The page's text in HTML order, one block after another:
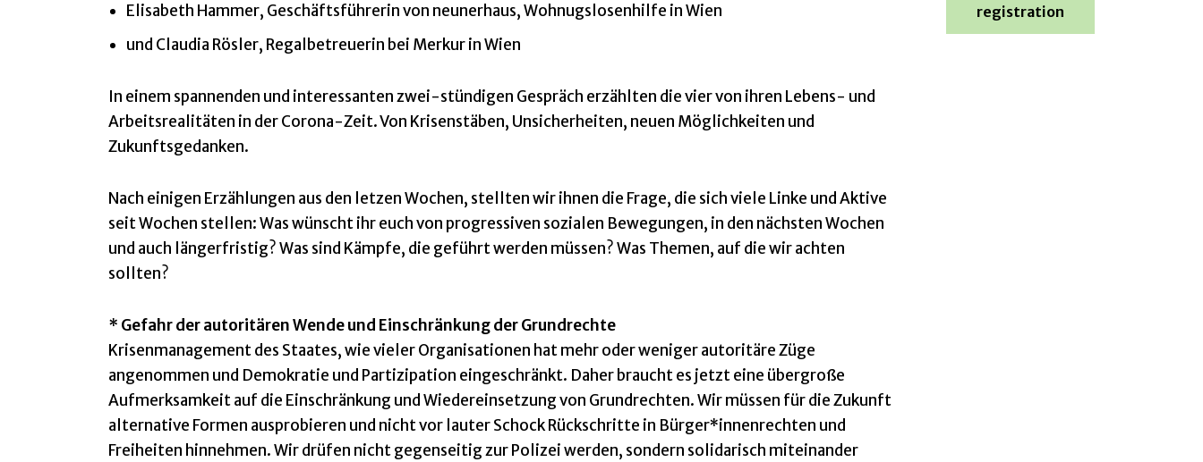
Elisabeth Hammer, Geschäftsführerin von neunerhaus, Wohnugslosenhilfe in Wien
und Claudia Rösler, Regalbetreuerin bei Merkur in Wien
In einem spannenden und interessanten zwei-stündigen Gespräch erzählten die vier von ihren Lebens- und
Arbeitsrealitäten in der Corona-Zeit. Von Krisenstäben, Unsicherheiten, neuen Möglichkeiten und
Zukunftsgedanken.
Nach einigen Erzählungen aus den letzen Wochen, stellten wir ihnen die Frage, die sich viele Linke und Aktive
seit Wochen stellen: Was wünscht ihr euch von progressiven sozialen Bewegungen, in den nächsten Wochen
und auch längerfristig? Was sind Kämpfe, die geführt werden müssen? Was Themen, auf die wir achten
sollten?
* Gefahr der autoritären Wende und Einschränkung der Grundrechte
Krisenmanagement des Staates, wie vieler Organisationen hat mehr oder weniger autoritäre Züge
angenommen und Demokratie und Partizipation eingeschränkt. Daher braucht es jetzt eine übergroße
Aufmerksamkeit auf die Einschränkung und Wiedereinsetzung von Grundrechten. Wir müssen für die Zukunft
alternative Formen ausprobieren und nicht vor lauter Schock Rückschritte in Bürger*innenrechten und
Freiheiten hinnehmen. Wir drüfen nicht gegenseitig zur Polizei werden, sondern solidarisch miteinander
registration